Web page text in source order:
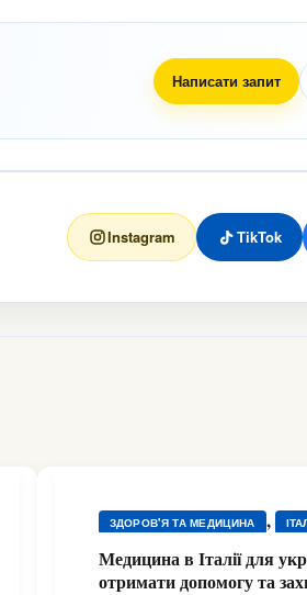
Написати запит
Instagram TikTok
ЗДОРОВ'Я ТА МЕДИЦИНА ,
Медицина в Італії для
отримати допомогу та